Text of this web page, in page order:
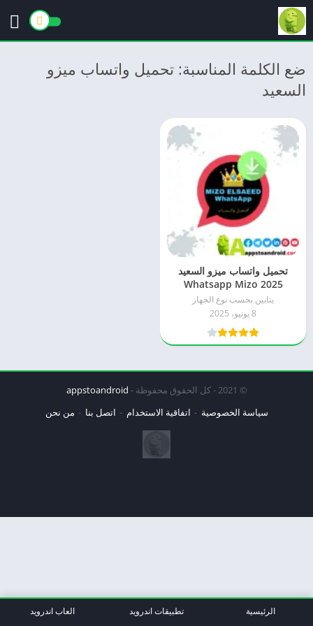
ضع الكلمة المناسبة: تحميل واتساب ميزو
السعيد
تحميل واتساب ميزو السعيد
2025 Whatsapp Mizo
Elsaeed برابط مباشر APK
للاندرويد
يتابين بحسب نوع الجهاز
8 يونيو، 2025
© 2021 - كل الحقوق محفوظة -
appstoandroid
سياسة الخصوصية
اتفاقية الاستخدام اتصل بنا من نحن
الرئيسية تطبيقات اندرويد العاب اندرويد